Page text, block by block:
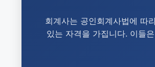
회계사는 공인회계사법에 따
있는 자격을 가집니다. 이들